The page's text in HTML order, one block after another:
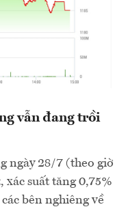
vẫn đang trồi
ngày 28/7 (theo giờ
suất tăng 0,75%
bên nghiêng về